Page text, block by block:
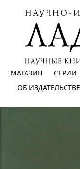
МАГАЗИН СЕРИИ
ОБ ИЗДАТЕЛЬСТВЕ